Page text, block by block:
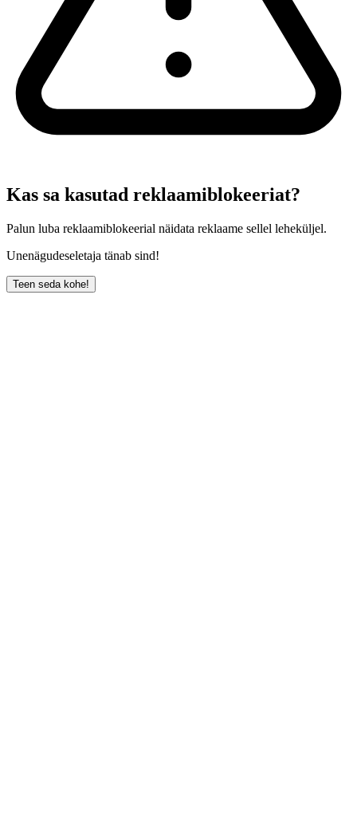
Kas sa kasutad reklaamiblokeeriat?
Palun luba reklaamiblokeerial näidata reklaame sellel leheküljel.
Unenägudeseletaja tänab sind!
Teen seda kohe!